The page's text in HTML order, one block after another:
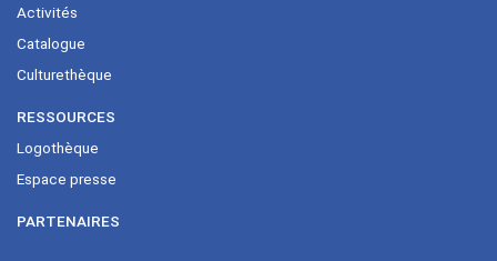
Activités
Catalogue
Culturethèque
RESSOURCES
Logothèque
Espace presse
PARTENAIRES